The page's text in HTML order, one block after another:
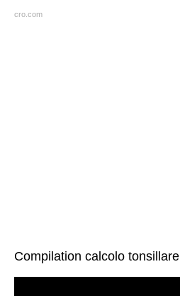
cro.com
Compilation calcolo tonsillare